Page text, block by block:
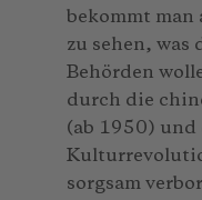
bekommt man
zu sehen, was
Behörden
durch die
(ab 1950) und
sorgsam